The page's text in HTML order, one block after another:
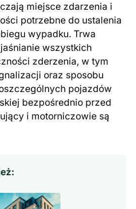
miejsce zdarzenia i
potrzebne do ustalenia
wypadku. Trwa
wszystkich
zderzenia, w tym
oraz sposobu
pojazdów
bezpośrednio przed
i motorniczowie są